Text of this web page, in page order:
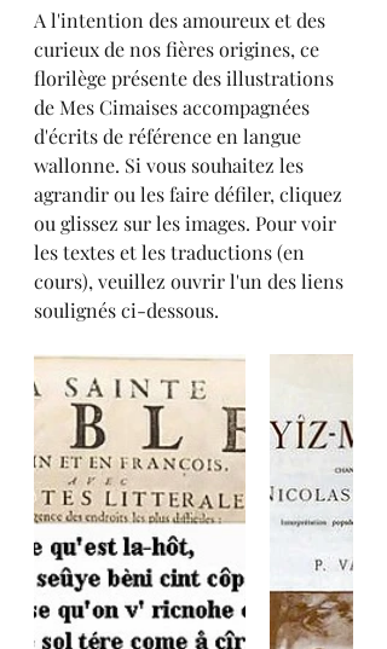
A l'intention des amoureux et des
curieux de nos fières origines, ce
florilège présente des illustrations
de Mes Cimaises accompagnées
d'écrits de référence en langue
wallonne. Si vous souhaitez les
agrandir ou les faire défiler, cliquez
ou glissez sur les images. Pour voir
les textes et les traductions (en
cours), veuillez ouvrir l'un des liens
soulignés ci-dessous.